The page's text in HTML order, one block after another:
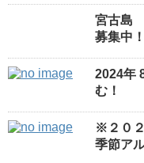
宮古島
募集中！
2024年
む！
※２０
季節ア